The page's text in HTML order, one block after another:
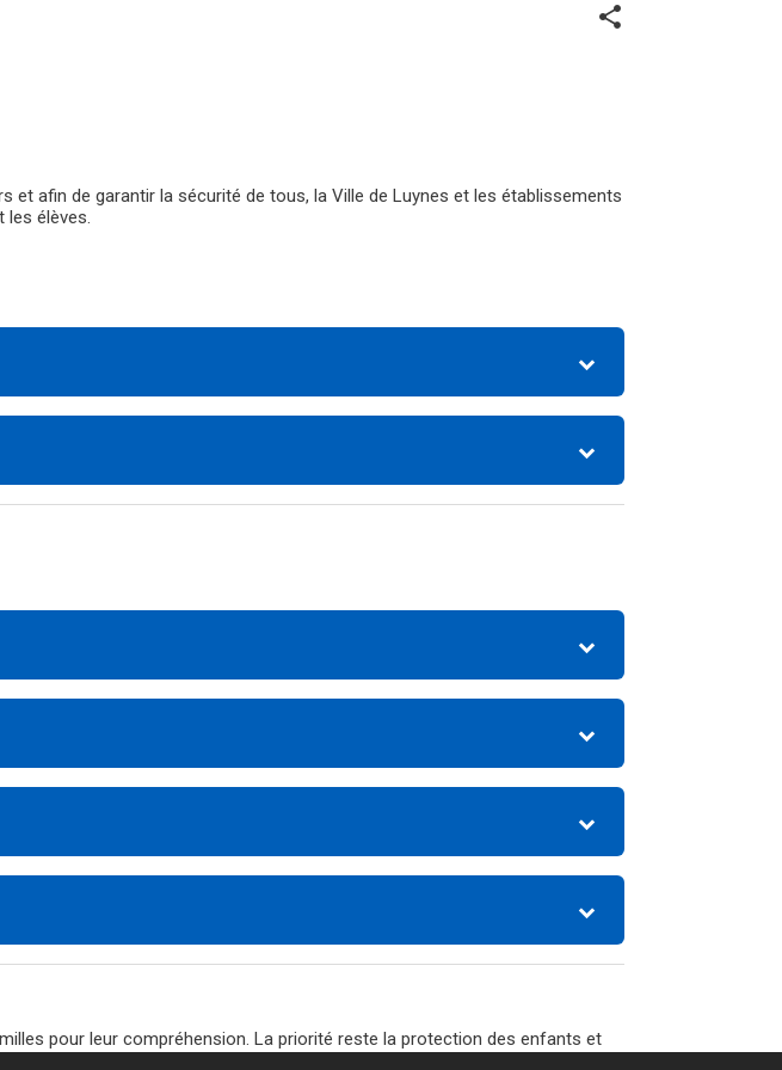
share
afin de garantir la sécurité de tous, la Ville de Luynes et les établissements
élèves.
pour leur compréhension. La priorité reste la protection des enfants et